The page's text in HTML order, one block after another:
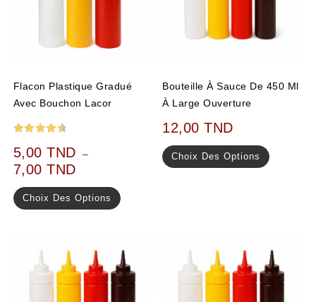
Flacon Plastique Gradué
Avec Bouchon Lacor
sur 5
5,00TND –
7,00TND
Choix Des Options
Bouteille À Sauce De 450 Ml
À Large Ouverture
12,00TND
Choix Des Options